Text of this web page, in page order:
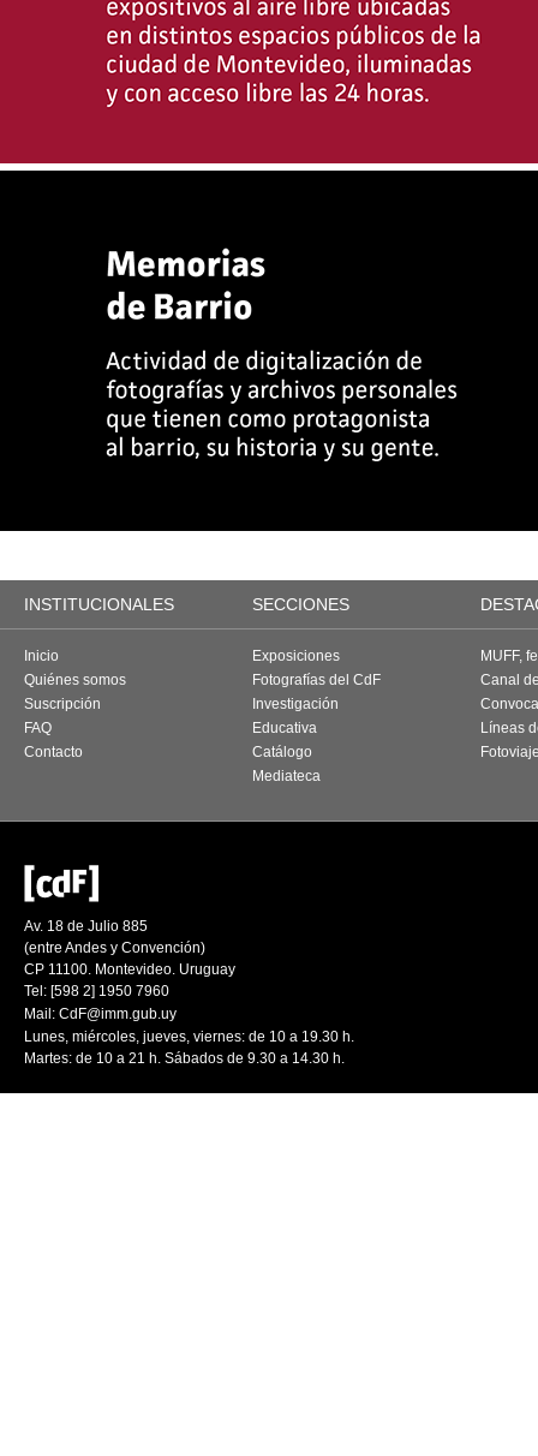
INSTITUCIONALES SECCIONES
Inicio
Quiénes somos
Suscripción
FAQ
Contacto
Exposiciones
Fotografías del CdF
Investigación
Educativa
Catálogo
Mediateca
MUFF,
Canal
Líneas
Av. 18 de Julio 885
(entre Andes y Convención)
CP 11100. Montevideo. Uruguay
Tel: [598 2] 1950 7960
Mail: CdF@imm.gub.uy
Lunes, miércoles, jueves, viernes: de 10 a 19.30 h.
Martes: de 10 a 21 h. Sábados de 9.30 a 14.30 h.